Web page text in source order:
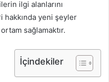
ilgi alanlarını
yeni şeyler
sağlamaktır.
İçindekiler